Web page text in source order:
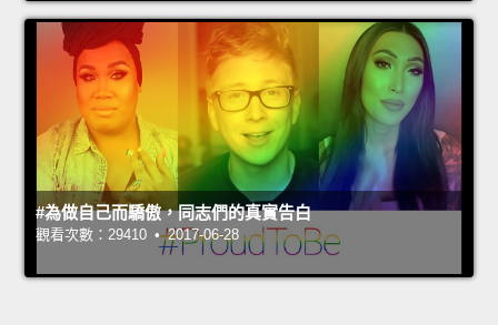
#為做自己而驕傲，同志們的真實告白
觀看次數：29410 • 2017-06-28